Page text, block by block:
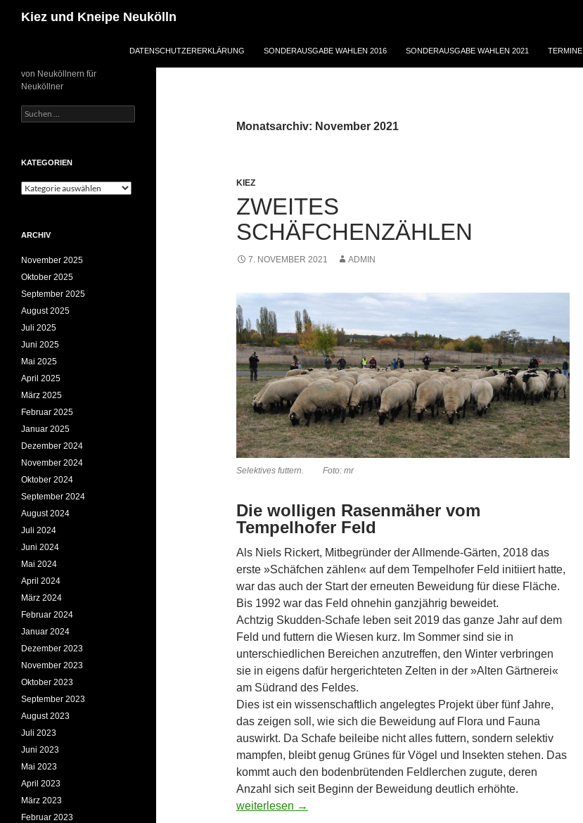
Inhalt
Kiez und Kneipe Neukölln
DATENSCHUTZERERKLÄRUNG SONDERAUSGABE WAHLEN 2016 SONDERAUSGABE WAHLEN 2021 TERMINE
Monatsarchiv: November 2021
KIEZ
ZWEITES
SCHÄFCHENZÄHLEN
7. NOVEMBER 2021 ADMIN
Selektives futtern. Foto: mr
Die wolligen Rasenmäher vom
Tempelhofer Feld
Als Niels Rickert, Mitbegründer der Allmende-Gärten, 2018 das
erste »Schäfchen zählen« auf dem Tempelhofer Feld initiiert hatte,
war das auch der Start der erneuten Beweidung für diese Fläche.
Bis 1992 war das Feld ohnehin ganzjährig beweidet.
Achtzig Skudden-Schafe leben seit 2019 das ganze Jahr auf dem
Feld und futtern die Wiesen kurz. Im Sommer sind sie in
unterschiedlichen Bereichen anzutreffen, den Winter verbringen
sie in eigens dafür hergerichteten Zelten in der »Alten Gärtnerei«
am Südrand des Feldes.
Dies ist ein wissenschaftlich angelegtes Projekt über fünf Jahre,
das zeigen soll, wie sich die Beweidung auf Flora und Fauna
auswirkt. Da Schafe beileibe nicht alles futtern, sondern selektiv
mampfen, bleibt genug Grünes für Vögel und Insekten stehen. Das
kommt auch den bodenbrütenden Feldlerchen zugute, deren
Anzahl sich seit Beginn der Beweidung deutlich erhöhte.
Zweites Schäfchenzählen
weiterlesen →
von Neuköllnern für
Neuköllner
Suchen
nach:
KATEGORIEN
Kategorien
ARCHIV
November 2025
Oktober 2025
September 2025
August 2025
Juli 2025
Juni 2025
Mai 2025
April 2025
März 2025
Februar 2025
Januar 2025
Dezember 2024
November 2024
Oktober 2024
September 2024
August 2024
Juli 2024
Juni 2024
Mai 2024
April 2024
März 2024
Februar 2024
Januar 2024
Dezember 2023
November 2023
Oktober 2023
September 2023
August 2023
Juli 2023
Juni 2023
Mai 2023
April 2023
März 2023
Februar 2023